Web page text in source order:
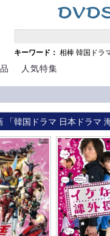
キーワード： 相棒 韓国ドラ
人気特集
「韓国ドラマ 日本ドラマ